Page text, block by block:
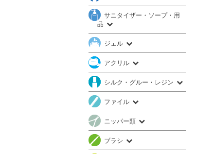
サニタイザー・ソープ・用
品
ジェル
アクリル
シルク・グルー・レジン
ファイル
ニッパー類
ブラシ